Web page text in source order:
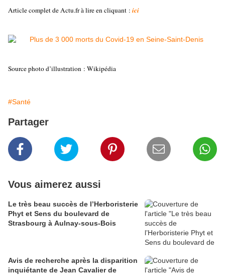
Article complet de Actu.fr à lire en cliquant : ici
Source photo d’illustration : Wikipédia
#Santé
Partager
Vous aimerez aussi
Le très beau succès de l’Herboristerie
Phyt et Sens du boulevard de
Strasbourg à Aulnay-sous-Bois
Avis de recherche après la disparition
inquiétante de Jean Cavalier de